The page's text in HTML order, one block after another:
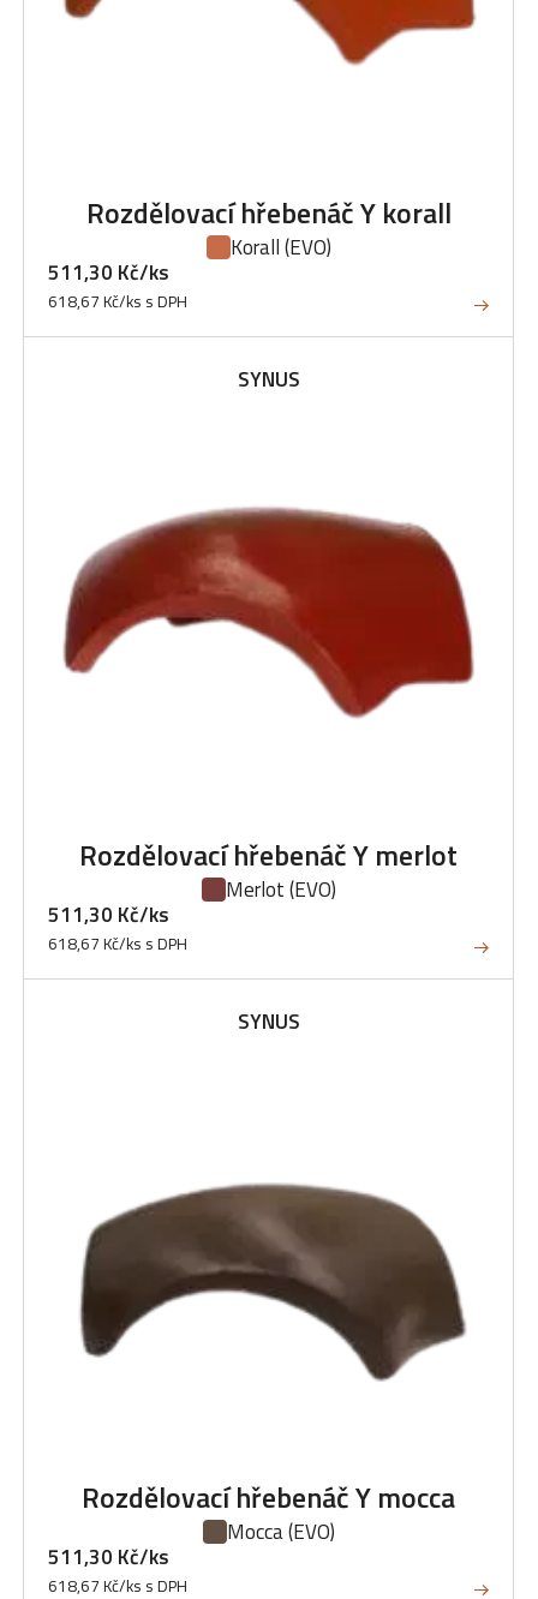
Rozdělovací hřebenáč Y korall
Korall(EVO)
511,30 Kč/ks
618,67 Kč/ks s DPH
SYNUS
Rozdělovací hřebenáč Y merlot
Merlot(EVO)
511,30 Kč/ks
618,67 Kč/ks s DPH
SYNUS
Rozdělovací hřebenáč Y mocca
Mocca(EVO)
511,30 Kč/ks
618,67 Kč/ks s DPH